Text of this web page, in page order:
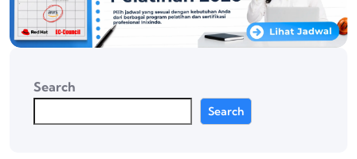
Search
Search